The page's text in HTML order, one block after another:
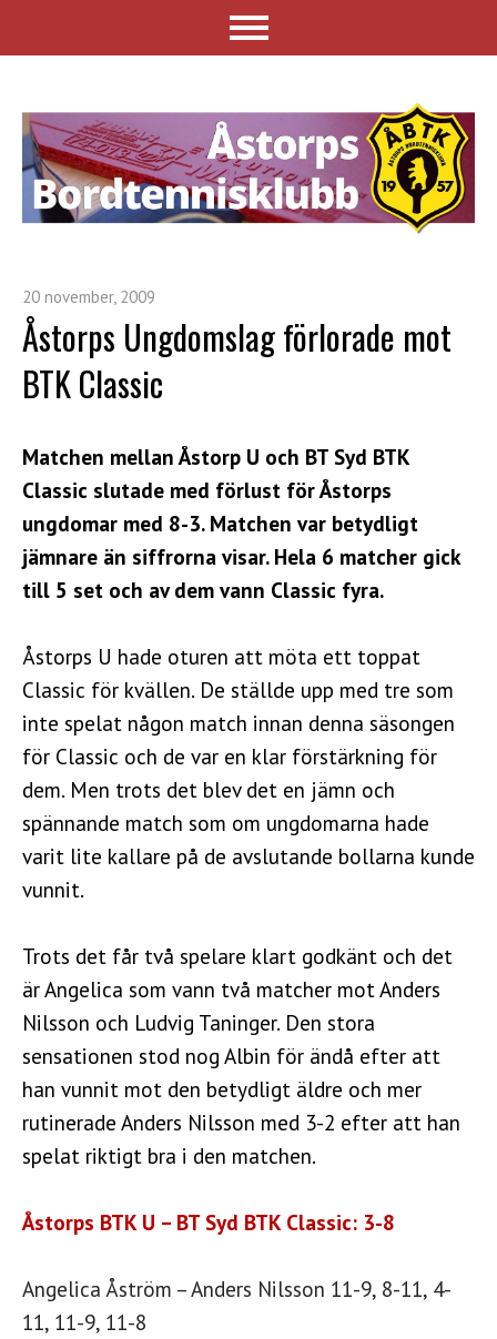
20 november, 2009
Åstorps Ungdomslag förlorade mot
BTK Classic
Matchen mellan Åstorp U och BT Syd BTK
Classic slutade med förlust för Åstorps
ungdomar med 8-3. Matchen var betydligt
jämnare än siffrorna visar. Hela 6 matcher gick
till 5 set och av dem vann Classic fyra.
Åstorps U hade oturen att möta ett toppat
Classic för kvällen. De ställde upp med tre som
inte spelat någon match innan denna säsongen
för Classic och de var en klar förstärkning för
dem. Men trots det blev det en jämn och
spännande match som om ungdomarna hade
varit lite kallare på de avslutande bollarna kunde
vunnit.
Trots det får två spelare klart godkänt och det
är Angelica som vann två matcher mot Anders
Nilsson och Ludvig Taninger. Den stora
sensationen stod nog Albin för ändå efter att
han vunnit mot den betydligt äldre och mer
rutinerade Anders Nilsson med 3-2 efter att han
spelat riktigt bra i den matchen.
Åstorps BTK U – BT Syd BTK Classic: 3-8
Angelica Åström – Anders Nilsson 11-9, 8-11, 4-
11, 11-9, 11-8